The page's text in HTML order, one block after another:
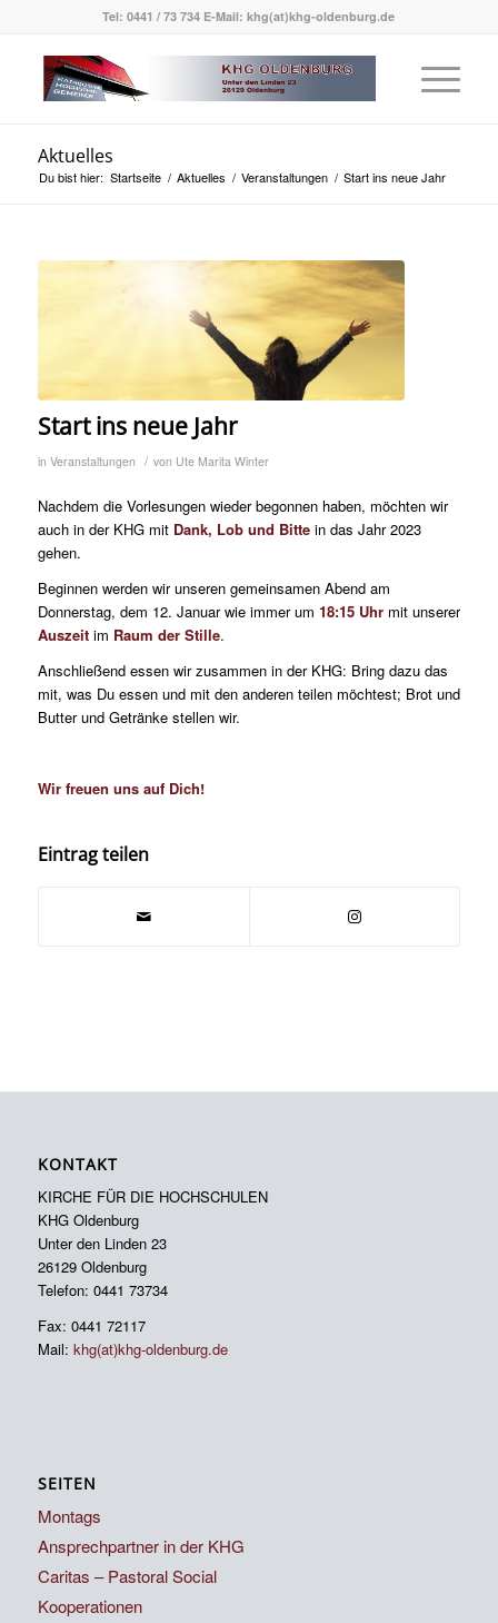
Tel: 0441 / 73 734 E-Mail: khg(at)khg-oldenburg.de
Aktuelles
Du bist hier: Startseite / Aktuelles / Veranstaltungen / Start ins neue Jahr
Start ins neue Jahr
in Veranstaltungen / von Ute Marita Winter
Nachdem die Vorlesungen wieder begonnen haben, möchten wir
auch in der KHG mit Dank, Lob und Bittein das Jahr 2023
gehen.
Beginnen werden wir unseren gemeinsamen Abend am
Donnerstag, dem 12. Januar wie immer um 18:15 Uhrmit unserer
Auszeitim Raum der Stille.
Anschließend essen wir zusammen in der KHG: Bring dazu das
mit, was Du essen und mit den anderen teilen möchtest; Brot und
Butter und Getränke stellen wir.
Wir freuen uns auf Dich!
Eintrag teilen
KONTAKT
KIRCHE FÜR DIE HOCHSCHULEN
KHG Oldenburg
Unter den Linden 23
26129 Oldenburg
Telefon: 0441 73734
Fax: 0441 72117
Mail: khg(at)khg-oldenburg.de
SEITEN
Montags
Ansprechpartner in der KHG
Caritas – Pastoral Social
Kooperationen